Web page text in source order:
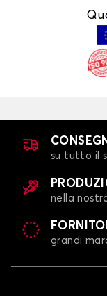
su tutto il
nella
grandi